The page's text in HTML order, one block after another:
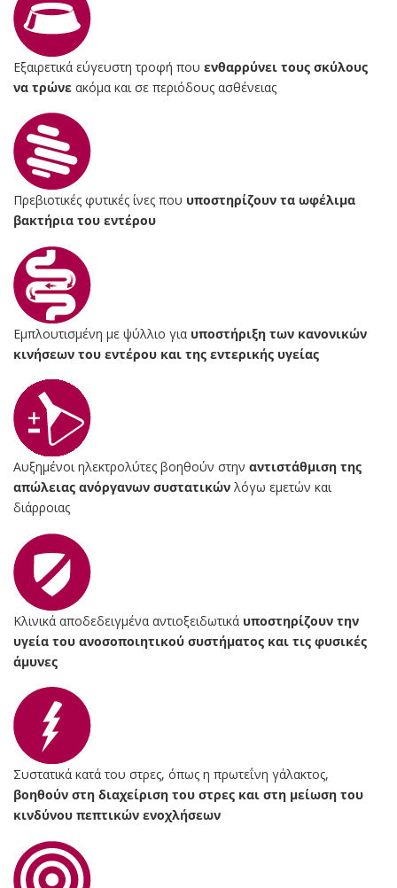
Εξαιρετικά εύγευστη τροφή που ενθαρρύνει τους σκύλους
να τρώνε ακόμα και σε περιόδους ασθένειας
Πρεβιοτικές φυτικές ίνες που υποστηρίζουν τα ωφέλιμα
βακτήρια του εντέρου
Εμπλουτισμένη με ψύλλιο για υποστήριξη των κανονικών
κινήσεων του εντέρου και της εντερικής υγείας
Αυξημένοι ηλεκτρολύτες βοηθούν στην αντιστάθμιση της
απώλειας ανόργανων συστατικών λόγω εμετών και
διάρροιας
Κλινικά αποδεδειγμένα αντιοξειδωτικά υποστηρίζουν την
υγεία του ανοσοποιητικού συστήματος και τις φυσικές
άμυνες
Συστατικά κατά του στρες, όπως η πρωτεΐνη γάλακτος,
βοηθούν στη διαχείριση του στρες και στη μείωση του
κινδύνου πεπτικών ενοχλήσεων